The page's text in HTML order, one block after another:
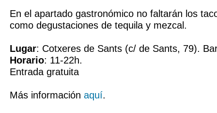
En el apartado gastronómico no faltarán los
como degustaciones de tequila y mezcal.
Lugar: Cotxeres de Sants (c/ de Sants, 79).
Horario: 11-22h.
Entrada gratuita
Más información aquí.